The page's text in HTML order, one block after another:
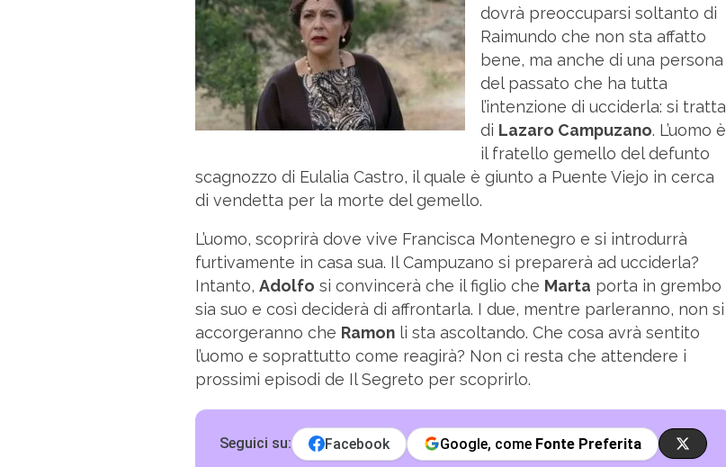
dovrà preoccuparsi soltanto di
Raimundo che non sta affatto
bene, ma anche di una persona
del passato che ha tutta
l’intenzione di ucciderla: si tratta
di Lazaro Campuzano. L’uomo è
il fratello gemello del defunto
scagnozzo di Eulalia Castro, il quale è giunto a Puente Viejo in cerca
di vendetta per la morte del gemello.
L’uomo, scoprirà dove vive Francisca Montenegro e si introdurrà
furtivamente in casa sua. Il Campuzano si preparerà ad ucciderla?
Intanto, Adolfo si convincerà che il figlio che Marta porta in grembo
sia suo e così deciderà di affrontarla. I due, mentre parleranno, non si
accorgeranno che Ramon li sta ascoltando. Che cosa avrà sentito
l’uomo e soprattutto come reagirà? Non ci resta che attendere i
prossimi episodi de Il Segreto per scoprirlo.
Seguici su: Facebook Google, come Fonte Preferita